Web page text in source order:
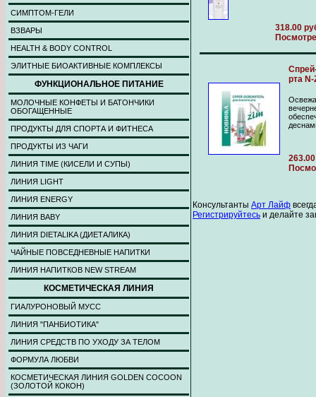
СИМПТОМ-ГЕЛИ
ВЗВАРЫ
HEALTH & BODY CONTROL
ЭЛИТНЫЕ БИОАКТИВНЫЕ КОМПЛЕКСЫ
ФУНКЦИОНАЛЬНОЕ ПИТАНИЕ
МОЛОЧНЫЕ КОНФЕТЫ И БАТОНЧИКИ
ОБОГАЩЕННЫЕ
ПРОДУКТЫ ДЛЯ СПОРТА И ФИТНЕСА
ПРОДУКТЫ ИЗ ЧАГИ
ЛИНИЯ TIME (КИСЕЛИ И СУПЫ)
ЛИНИЯ LIGHT
ЛИНИЯ ENERGY
ЛИНИЯ BABY
ЛИНИЯ DIETALIKA (ДИЕТАЛИКА)
ЧАЙНЫЕ ПОВСЕДНЕВНЫЕ НАПИТКИ
ЛИНИЯ НАПИТКОВ NEW STREAM
КОСМЕТИЧЕСКАЯ ЛИНИЯ
ГИАЛУРОНОВЫЙ МУСС
ЛИНИЯ "ПАНБИОТИКА"
ЛИНИЯ СРЕДСТВ ПО УХОДУ ЗА ТЕЛОМ
ФОРМУЛА ЛЮБВИ
КОСМЕТИЧЕСКАЯ ЛИНИЯ GOLDEN COCOON
(ЗОЛОТОЙ КОКОН)
318.00
рта N-
Консультанты Арт Лайф
Регистрируйтесь и делайте